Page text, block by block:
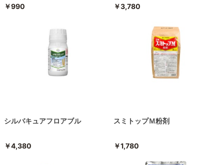
￥990 ￥3,780
シルバキュアフロアブル
￥4,380
スミトップＭ粉剤
￥1,780